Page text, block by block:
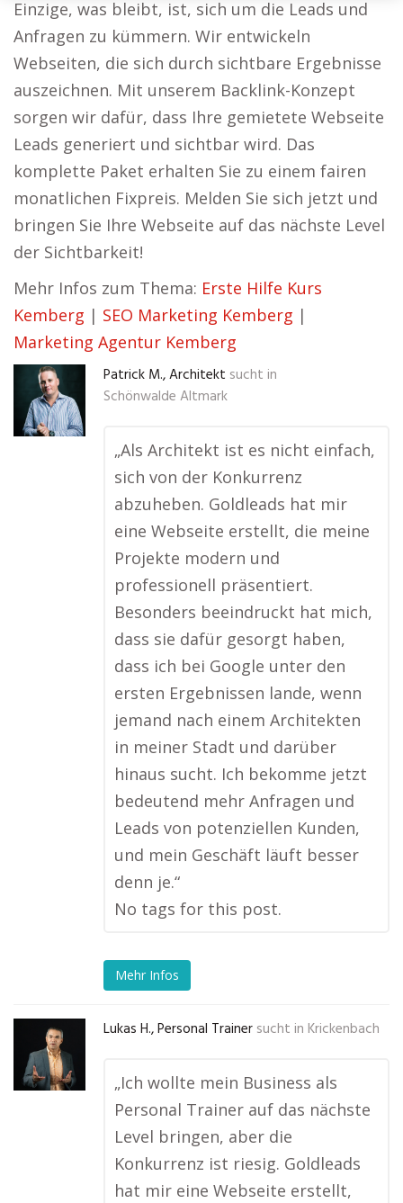
Einzige, was bleibt, ist, sich um die Leads und
Anfragen zu kümmern. Wir entwickeln
Webseiten, die sich durch sichtbare Ergebnisse
auszeichnen. Mit unserem Backlink-Konzept
sorgen wir dafür, dass Ihre gemietete Webseite
Leads generiert und sichtbar wird. Das
komplette Paket erhalten Sie zu einem fairen
monatlichen Fixpreis. Melden Sie sich jetzt und
bringen Sie Ihre Webseite auf das nächste Level
der Sichtbarkeit!
Mehr Infos zum Thema: Erste Hilfe Kurs
Kemberg | SEO Marketing Kemberg |
Marketing Agentur Kemberg
Patrick M., Architekt sucht in
Schönwalde Altmark
„Als Architekt ist es nicht einfach,
sich von der Konkurrenz
abzuheben. Goldleads hat mir
eine Webseite erstellt, die meine
Projekte modern und
professionell präsentiert.
Besonders beeindruckt hat mich,
dass sie dafür gesorgt haben,
dass ich bei Google unter den
ersten Ergebnissen lande, wenn
jemand nach einem Architekten
in meiner Stadt und darüber
hinaus sucht. Ich bekomme jetzt
bedeutend mehr Anfragen und
Leads von potenziellen Kunden,
und mein Geschäft läuft besser
denn je.“
No tags for this post.
Mehr Infos
Lukas H., Personal Trainer sucht in Krickenbach
„Ich wollte mein Business als
Personal Trainer auf das nächste
Level bringen, aber die
Konkurrenz ist riesig. Goldleads
hat mir eine Webseite erstellt,